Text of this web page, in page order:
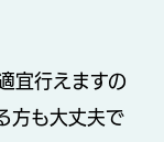
宜行えますの
方も大丈夫で